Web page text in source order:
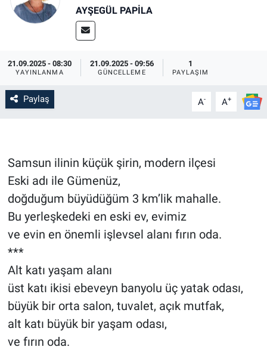
AYŞEGÜL PAPILA
21.09.2025 - 08:30
YAYINLANMA
21.09.2025 - 09:56
GÜNCELLEME
1
PAYLAŞIM
Paylaş A- A+
Samsun ilinin küçük şirin, modern ilçesi
Eski adı ile Gümenüz,
doğduğum büyüdüğüm 3 km’lik mahalle.
Bu yerleşkedeki en eski ev, evimiz
ve evin en önemli işlevsel alanı fırın oda.
***
Alt katı yaşam alanı
üst katı ikisi ebeveyn banyolu üç yatak odası,
büyük bir orta salon, tuvalet, açık mutfak,
alt katı büyük bir yaşam odası,
ve fırın oda.
SİYASET